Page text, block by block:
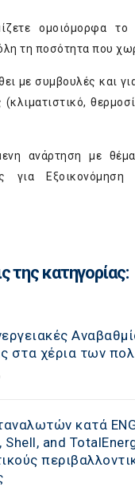
ομοιόμορφα το
τη ποσότητα που
με συμβουλές και
(κλιματιστικό,
ανάρτηση με
για Εξοικονόμηση
της κατηγορίας:
στα χέρια των
κατά
Shell, and